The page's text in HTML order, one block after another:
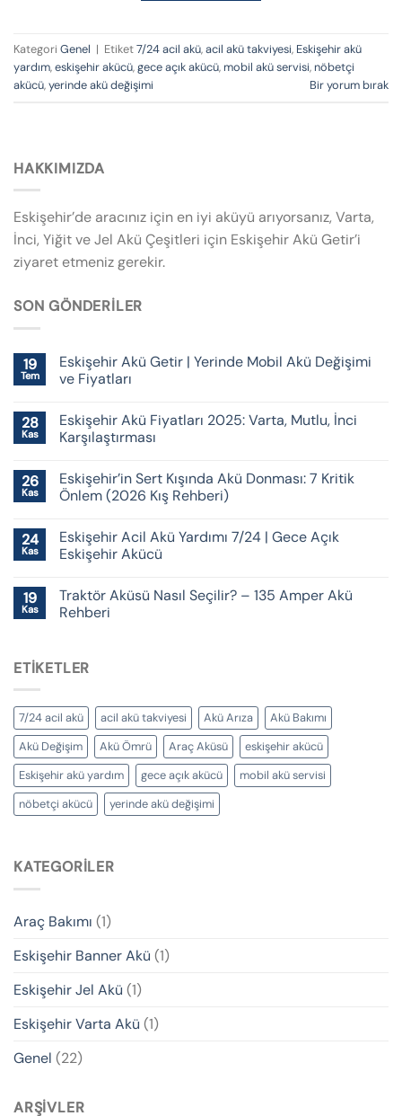
Kategori Genel | Etiket7/24 acil akü,acil akü takviyesi, Eskişehir akü
yardım,eskişehir akücü,gece açık akücü, mobil akü servisi, nöbetçi
akücü,yerinde akü değişimi Bir yorum bırak
HAKKIMIZDA
Eskişehir’de aracınız için en iyi aküyü arıyorsanız, Varta,
İnci, Yiğit ve Jel Akü Çeşitleri için Eskişehir Akü Getir’i
ziyaret etmeniz gerekir.
SON GÖNDERILER
19
Tem
Eskişehir Akü Getir | Yerinde Mobil Akü Değişimi
ve Fiyatları
28
Kas
Eskişehir Akü Fiyatları 2025: Varta, Mutlu, İnci
Karşılaştırması
26
Kas
Eskişehir’in Sert Kışında Akü Donması: 7 Kritik
Önlem (2026 Kış Rehberi)
24
Kas
Eskişehir Acil Akü Yardımı 7/24 | Gece Açık
Eskişehir Akücü
19
Kas
Traktör Aküsü Nasıl Seçilir? – 135 Amper Akü
Rehberi
ETIKETLER
7/24 acil akü acil akü takviyesi Akü Arıza
Akü Bakımı
Akü Değişim
Akü Ömrü Araç Aküsü
eskişehir akücü
Eskişehir akü yardım
gece açık akücü
mobil akü servisi
nöbetçi akücü
yerinde akü değişimi
KATEGORILER
Araç Bakımı (1)
Eskişehir Banner Akü (1)
Eskişehir Jel Akü (1)
Eskişehir Varta Akü (1)
Genel (22)
ARŞIVLER